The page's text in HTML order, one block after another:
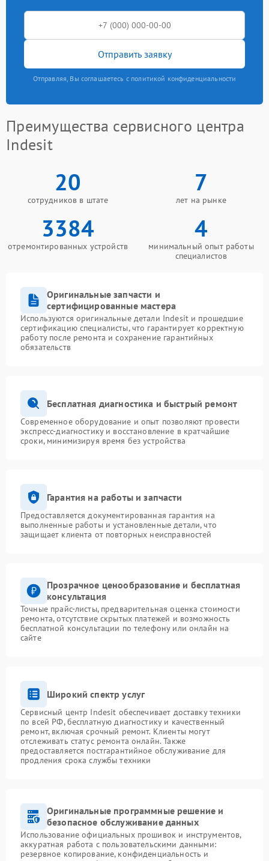
Отправить заявку
Отправляя, Вы соглашаетесь с политикой конфиденциальности
Преимущества сервисного центра
Indesit
20
сотрудников в штате
7
лет на рынке
3384
отремонтированных устройств
4
минимальный опыт работы
специалистов
Оригинальные запчасти и
сертифицированные мастера
Используются оригинальные детали Indesit и прошедшие
сертификацию специалисты, что гарантирует корректную
работу после ремонта и сохранение гарантийных
обязательств
Бесплатная диагностика и быстрый ремонт
Современное оборудование и опыт позволяют провести
экспресс-диагностику и восстановление в кратчайшие
сроки, минимизируя время без устройства
Гарантия на работы и запчасти
Предоставляется документированная гарантия на
выполненные работы и установленные детали, что
защищает клиента от повторных неисправностей
Прозрачное ценообразование и бесплатная
консультация
Точные прайс-листы, предварительная оценка стоимости
ремонта, отсутствие скрытых платежей и возможность
бесплатной консультации по телефону или онлайн на
сайте
Широкий спектр услуг
Сервисный центр Indesit обеспечивает доставку техники
по всей РФ, бесплатную диагностику и качественный
ремонт, включая срочный ремонт. Клиенты могут
отслеживать статус ремонта онлайн. Также
предоставляется постгарантийное обслуживание для
продления срока службы техники
Оригинальные программные решение и
безопасное обслуживание данных
Использование официальных прошивок и инструментов,
аккуратная работа с пользовательскими данными:
резервное копирование, конфиденциальность и